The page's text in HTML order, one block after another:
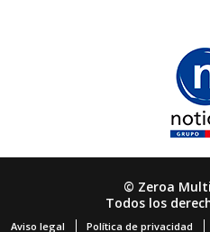
© Zeroa
Todos los
Aviso legal Política de privacidad